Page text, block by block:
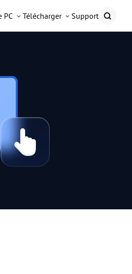
PC Télécharger Support